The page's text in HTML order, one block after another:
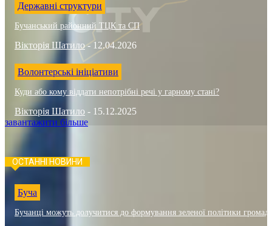
Державні структури
Бучанський районний ТЦК та СП
Вікторія Шатило - 12.04.2026
Волонтерські ініціативи
Куди або кому віддати непотрібні речі у гарному стані?
Вікторія Шатило - 15.12.2025
завантажити більше
ОСТАННІ НОВИНИ
Буча
Бучанці можуть долучитися до формування зеленої політики